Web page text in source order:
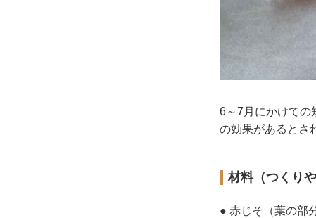
6～7月にかけての
の効果があるとさ
材料（つくり
● 赤じそ（葉の部